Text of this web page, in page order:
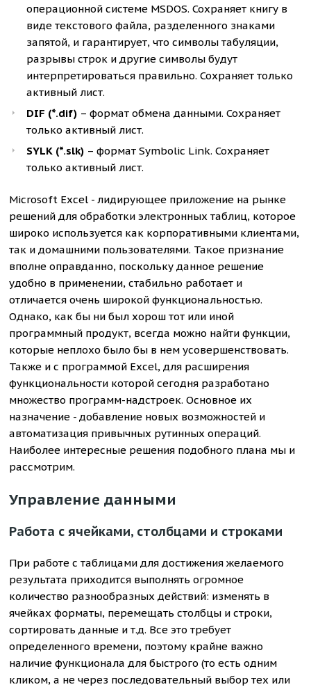
операционной системе MSDOS. Сохраняет книгу в
виде текстового файла, разделенного знаками
запятой, и гарантирует, что символы табуляции,
разрывы строк и другие символы будут
интерпретироваться правильно. Сохраняет только
активный лист.
DIF (*.dif) – формат обмена данными. Сохраняет
только активный лист.
SYLK (*.slk) – формат Symbolic Link. Сохраняет
только активный лист.
Microsoft Excel - лидирующее приложение на рынке
решений для обработки электронных таблиц, которое
широко используется как корпоративными клиентами,
так и домашними пользователями. Такое признание
вполне оправданно, поскольку данное решение
удобно в применении, стабильно работает и
отличается очень широкой функциональностью.
Однако, как бы ни был хорош тот или иной
программный продукт, всегда можно найти функции,
которые неплохо было бы в нем усовершенствовать.
Также и с программой Excel, для расширения
функциональности которой сегодня разработано
множество программ-надстроек. Основное их
назначение - добавление новых возможностей и
автоматизация привычных рутинных операций.
Наиболее интересные решения подобного плана мы и
рассмотрим.
Управление данными
Работа с ячейками, столбцами и строками
При работе с таблицами для достижения желаемого
результата приходится выполнять огромное
количество разнообразных действий: изменять в
ячейках форматы, перемещать столбцы и строки,
сортировать данные и т.д. Все это требует
определенного времени, поэтому крайне важно
наличие функционала для быстрого (то есть одним
кликом, а не через последовательный выбор тех или